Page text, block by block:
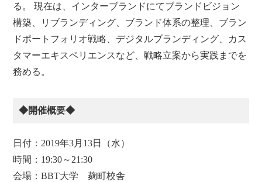
る。 現在は、インターブランドにてブランドビジョン
構築、リブランディング、ブランド体系の整理、ブラン
ドポートフォリオ戦略、デジタルブランディング、カス
タマーエキスペリエンスなど、戦略立案から実践までを
務める。
◆開催概要◆
日付：2019年3月13日（水）
時間：19:30～21:30
会場：BBT大学 麹町校舎